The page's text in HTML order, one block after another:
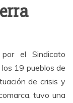
el Sindicato
19 pueblos de
de crisis y
tuvo una